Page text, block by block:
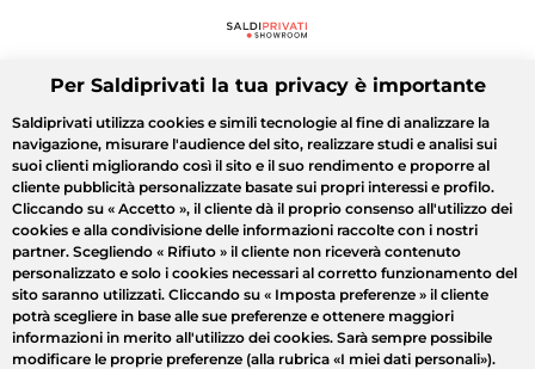
Per Saldiprivati la tua privacy è importante
Saldiprivati utilizza cookies e simili tecnologie al fine di analizzare la
navigazione, misurare l'audience del sito, realizzare studi e analisi sui
suoi clienti migliorando così il sito e il suo rendimento e proporre al
cliente pubblicità personalizzate basate sui propri interessi e profilo.
Cliccando su « Accetto », il cliente dà il proprio consenso all'utilizzo dei
cookies e alla condivisione delle informazioni raccolte con i nostri
partner. Scegliendo « Rifiuto » il cliente non riceverà contenuto
personalizzato e solo i cookies necessari al corretto funzionamento del
sito saranno utilizzati. Cliccando su « Imposta preferenze » il cliente
potrà scegliere in base alle sue preferenze e ottenere maggiori
informazioni in merito all'utilizzo dei cookies. Sarà sempre possibile
modificare le proprie preferenze (alla rubrica «I miei dati personali»).